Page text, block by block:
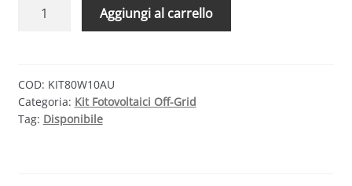
12V
–
MODULO
Aggiungi al carrello
COD: KIT80W10AU
Categoria: Kit Fotovoltaici Off-Grid
Tag: Disponibile